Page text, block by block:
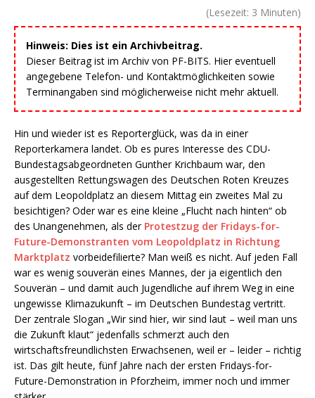
(Lesezeit: 3 Minuten)
Hinweis: Dies ist ein Archivbeitrag.
Dieser Beitrag ist im Archiv von PF-BITS. Hier eventuell
angegebene Telefon- und Kontaktmöglichkeiten sowie
Terminangaben sind möglicherweise nicht mehr aktuell.
Hin und wieder ist es Reporterglück, was da in einer
Reporterkamera landet. Ob es pures Interesse des CDU-
Bundestagsabgeordneten Gunther Krichbaum war, den
ausgestellten Rettungswagen des Deutschen Roten Kreuzes
auf dem Leopoldplatz an diesem Mittag ein zweites Mal zu
besichtigen? Oder war es eine kleine „Flucht nach hinten“ ob
des Unangenehmen, als der Protestzug der Fridays-for-
Future-Demonstranten vom Leopoldplatz in Richtung
Marktplatz vorbeidefilierte? Man weiß es nicht. Auf jeden Fall
war es wenig souverän eines Mannes, der ja eigentlich den
Souverän – und damit auch Jugendliche auf ihrem Weg in eine
ungewisse Klimazukunft – im Deutschen Bundestag vertritt.
Der zentrale Slogan „Wir sind hier, wir sind laut – weil man uns
die Zukunft klaut“ jedenfalls schmerzt auch den
wirtschaftsfreundlichsten Erwachsenen, weil er – leider – richtig
ist. Das gilt heute, fünf Jahre nach der ersten Fridays-for-
Future-Demonstration in Pforzheim, immer noch und immer